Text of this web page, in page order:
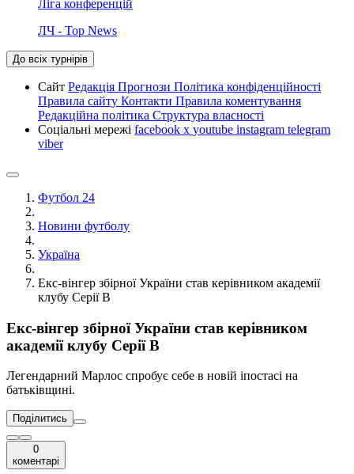
Ліга конференцій
ЛЧ - Top News
До всіх турнірів
Сайт Редакція Прогнози Політика конфіденційності
Правила сайту Контакти Правила коментування
Редакційна політика Структура власності
Соціальні мережі facebook x youtube instagram telegram
viber
Футбол 24
Новини футболу
Україна
Екс-вінгер збірної України став керівником академії
клубу Серії В
Екс-вінгер збірної України став керівником
академії клубу Серії В
Легендарний Марлос спробує себе в новій іпостасі на
батьківщині.
Поділитись
0
коментарі